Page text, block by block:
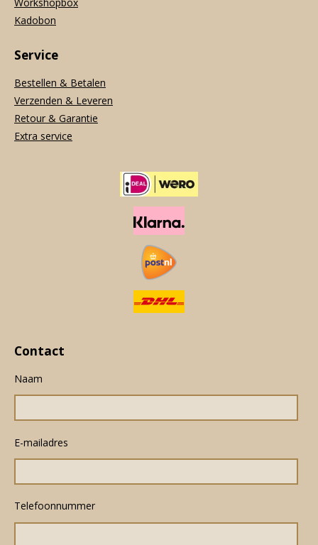
Workshopbox
Kadobon
Service
Bestellen & Betalen
Verzenden & Leveren
Retour & Garantie
Extra service
Contact
Naam
E-mailadres
Telefoonnummer